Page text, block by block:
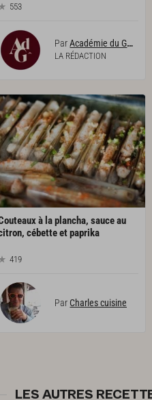
553
ParAcadémie du Goût
LA RÉDACTION
à la plancha, sauce au
cébette et paprika
419
Par Charles cuisine
LES AUTRES